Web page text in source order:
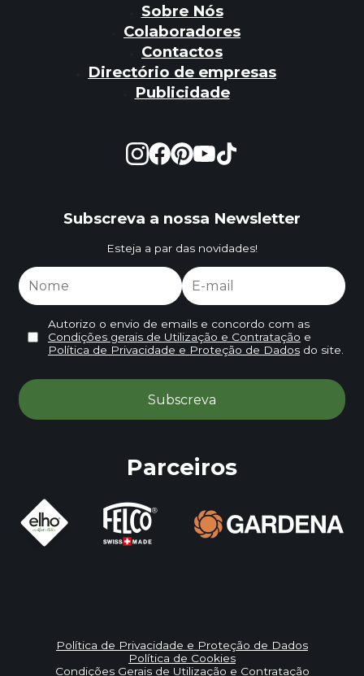
Sobre Nós
Colaboradores
Contactos
Directório de empresas
Publicidade
Subscreva a nossa Newsletter
Esteja a par das novidades!
Autorizo o envio de emails e concordo com as
Condições gerais de Utilização e Contratação e
Política de Privacidade e Proteção de Dadosdo site.
Parceiros
Política de Privacidade e Proteção de Dados
Política de Cookies
Condições Gerais de Utilização e Contratação